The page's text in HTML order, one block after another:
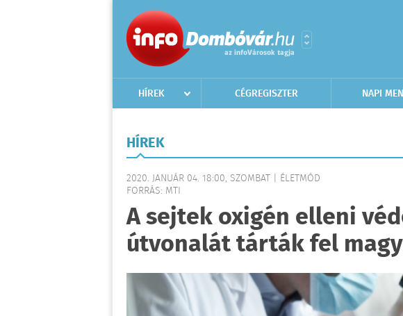
HÍREK CÉGREGISZTER NAPI
HÍREK
2020. JANUÁR 04. 18:00, SZOMBAT | ÉLETMÓD
FORRÁS: MTI
A sejtek oxigén elleni
útvonalát tárták fel